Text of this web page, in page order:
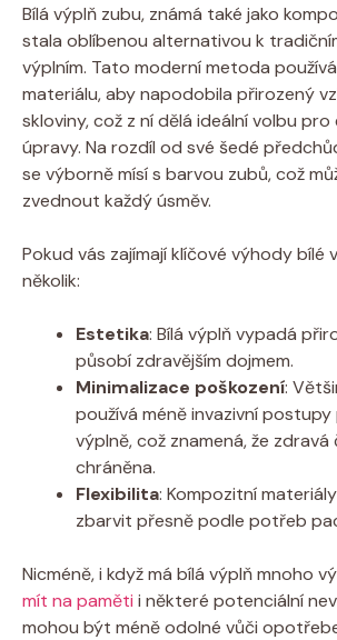
Bílá výplň zubu, známá také jako
stala oblíbenou alternativou k
výplním. Tato moderní metoda
materiálu, aby napodobila přirozený
skloviny, což z ní dělá ideální volbu
úpravy. Na rozdíl od své šedé
se výborně mísí s barvou zubů, což
zvednout každý úsměv.
Pokud vás zajímají klíčové výhody bílé
několik:
Estetika: Bílá výplň vypadá
působí zdravějším dojmem.
Minimalizace poškození:
používá méně invazivní postupy
výplně, což znamená, že
chráněna.
Flexibilita: Kompozitní
zbarvit přesně podle potřeb
Nicméně, i když má bílá výplň mnoho
mít na paměti i některé potenciální
mohou být méně odolné vůči